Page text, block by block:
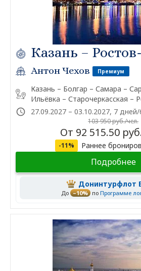
Казань –
Антон Чехов Премиум
Казань – Болгар – Самара –
Ильёвка – Старочеркасская –
27.09.2027 – 03.10.2027, 7
103 950 руб./чел.
От 92 515.50
-11% Раннее
Подробнее
Донинтурфлот
До –10% по Программе